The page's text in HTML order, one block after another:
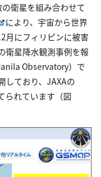
衛星を組み合わせて
により、宇宙から世界
月にフィリピンに被害
衛星降水観測事例を報
Observatory）で
しており、JAXAの
られています（図